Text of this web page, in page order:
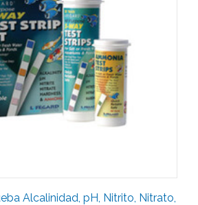
Alcalinidad, pH, Nitrito, Nitrato,